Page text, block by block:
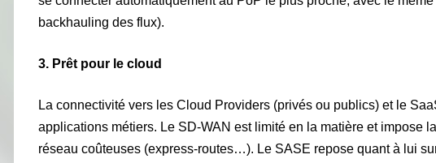
backhauling des flux).
3. Prêt pour le cloud
La connectivité vers les Cloud Providers (privés ou publics) et le
applications métiers. Le SD-WAN est limité en la matière et impose
réseau coûteuses (express-routes…). Le SASE repose quant à lui